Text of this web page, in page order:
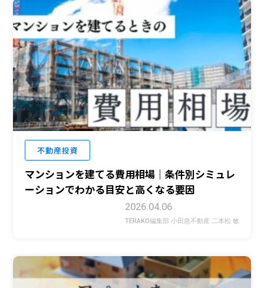
不動産投資
マンションを建てる費用相場｜条件別シミュレ
ーションでわかる目安と高くなる要因
2026.04.06
TERAKO編集部 小田急不動産 二本松 敏